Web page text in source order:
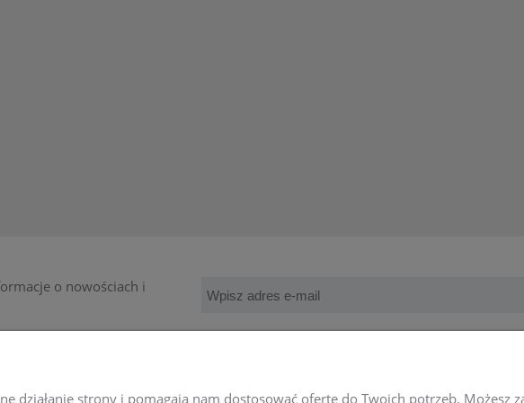
o nowościach i
działanie strony i pomagają nam dostosować ofertę do Twoich potrzeb. Możesz